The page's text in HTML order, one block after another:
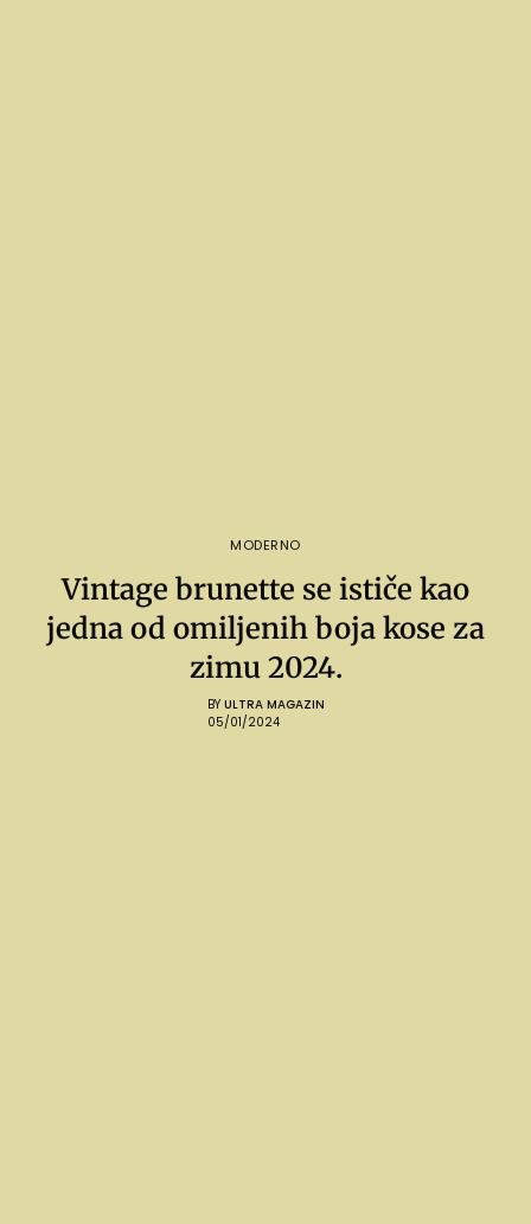
MODERNO
Vintage brunette se ističe kao
jedna od omiljenih boja kose za
zimu 2024.
BY ULTRA MAGAZIN
05/01/2024